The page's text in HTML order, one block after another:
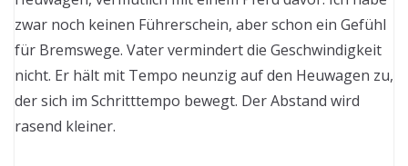
zwar noch keinen Führerschein, aber schon ein Gefühl
für Bremswege. Vater vermindert die Geschwindigkeit
nicht. Er hält mit Tempo neunzig auf den Heuwagen zu,
der sich im Schritttempo bewegt. Der Abstand wird
rasend kleiner.